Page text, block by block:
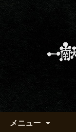
京都・五
める「
京都・五条
るうる」
メニュー